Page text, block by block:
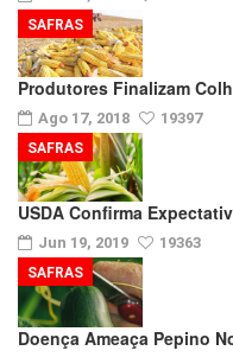
Produtores Finalizam
Ago 17, 2018 19397
SAFRAS
USDA Confirma
Jun 19, 2019 19363
SAFRAS
Doença Ameaça Pepino
SAFRAS